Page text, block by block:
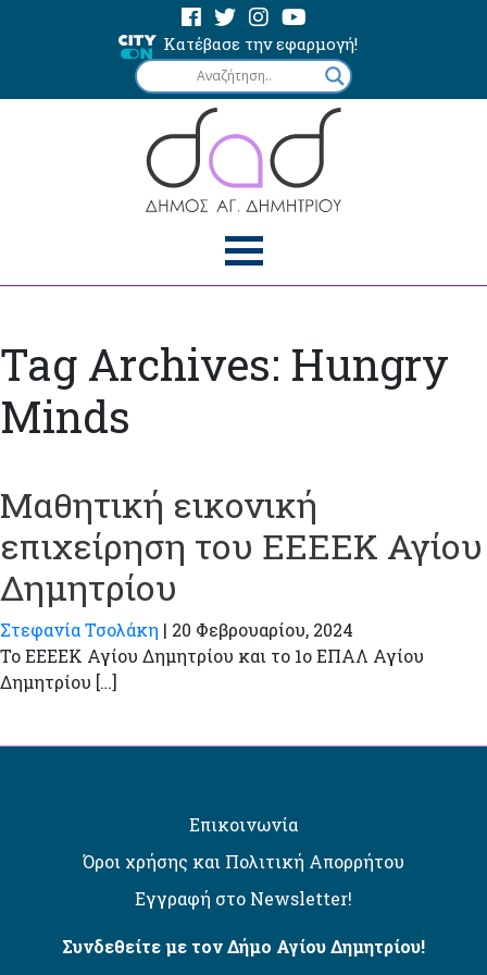
Κατέβασε την εφαρμογή!
Tag Archives: Hungry
Minds
Μαθητική εικονική
επιχείρηση του ΕΕΕΕΚ Αγίου
Δημητρίου
Στεφανία Τσολάκη | 20 Φεβρουαρίου, 2024
Το ΕΕΕΕΚ Αγίου Δημητρίου και το 1ο ΕΠΑΛ Αγίου
Δημητρίου […]
Επικοινωνία
Όροι χρήσης και Πολιτική Απορρήτου
Εγγραφή στο Newsletter!
Συνδεθείτε με τον Δήμο Αγίου Δημητρίου!